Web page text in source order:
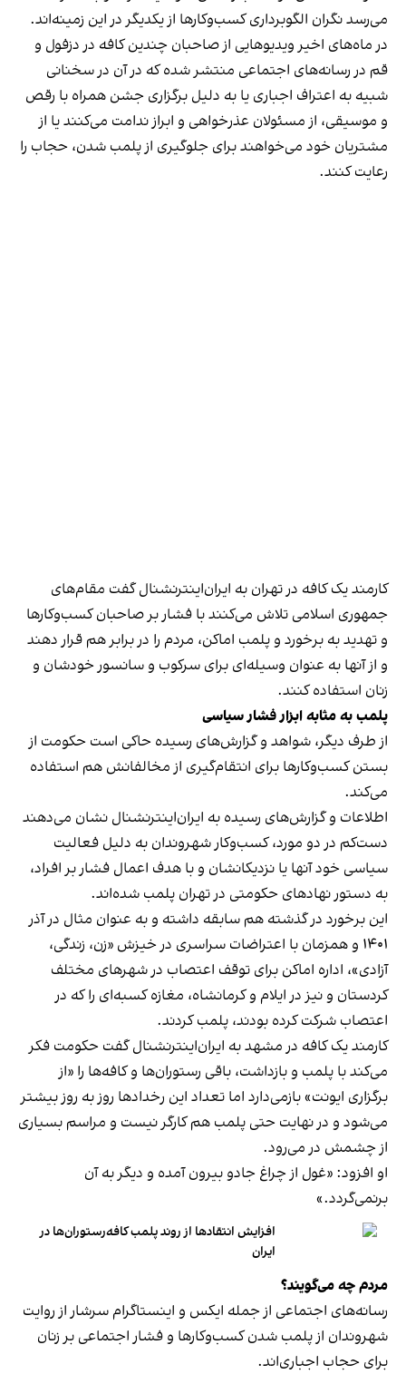
می‌رسد نگران الگوبرداری کسب‌وکارها از یکدیگر در این زمینه‌اند.
در ماه‌های اخیر ویدیوهایی از صاحبان چندین کافه در دزفول و
قم در رسانه‌های اجتماعی منتشر شده که در آن در سخنانی
شبیه به اعتراف اجباری یا به دلیل برگزاری جشن همراه با رقص
و موسیقی، از مسئولان عذرخواهی و ابراز ندامت می‌کنند یا از
مشتریان خود می‌خواهند برای جلوگیری از پلمب شدن، حجاب را
رعایت کنند.
کارمند یک کافه در تهران به ایران‌اینترنشنال گفت مقام‌های
جمهوری اسلامی تلاش می‌کنند با فشار بر صاحبان کسب‌وکارها
و تهدید به برخورد و پلمب اماکن، مردم را در برابر هم قرار دهند
و از آنها به عنوان وسیله‌ای برای سرکوب و سانسور خودشان و
زنان استفاده کنند.
پلمب به مثابه ابزار فشار سیاسی
از طرف دیگر، شواهد و گزارش‌های رسیده حاکی است حکومت از
بستن کسب‌وکارها برای انتقام‌گیری از مخالفانش هم استفاده
می‌کند.
اطلاعات و گزارش‌های رسیده به ایران‌اینترنشنال نشان می‌دهند
دست‌کم در دو مورد، کسب‌وکار شهروندان به دلیل فعالیت
سیاسی خود آنها یا نزدیکانشان و با هدف اعمال فشار بر افراد،
به دستور نهادهای حکومتی در تهران پلمب شده‌اند.
این برخورد در گذشته هم سابقه داشته و به عنوان مثال در آذر
۱۴۰۱ و همزمان با اعتراضات سراسری در خیزش «زن، زندگی،
آزادی»، اداره اماکن برای توقف اعتصاب در شهرهای مختلف
کردستان و نیز در ایلام و کرمانشاه، مغازه کسبه‌ای را که در
اعتصاب شرکت کرده بودند، پلمب کردند.
کارمند یک کافه در مشهد به ایران‌اینترنشنال گفت حکومت فکر
می‌کند با پلمب و بازداشت، باقی رستوران‌ها و کافه‌ها را «از
برگزاری ایونت» بازمی‌دارد اما تعداد این رخدادها روز به روز بیشتر
می‌شود و در نهایت حتی پلمب هم کارگر نیست و مراسم بسیاری
از چشمش در می‌رود.
او افزود: «غول از چراغ جادو بیرون آمده و دیگر به آن
برنمی‎‌گردد.»
افزایش انتقادها از روند پلمب کافه‌رستوران‌ها در
ایران
مردم چه می‌گویند؟
رسانه‎‌های اجتماعی از جمله ایکس و اینستاگرام سرشار از روایت
شهروندان از پلمب شدن کسب‌وکارها و فشار اجتماعی بر زنان
برای حجاب اجباری‌اند.